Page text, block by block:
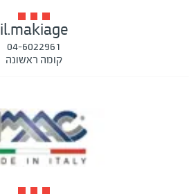
il.makiage
04-6022961
קומה ראשונה